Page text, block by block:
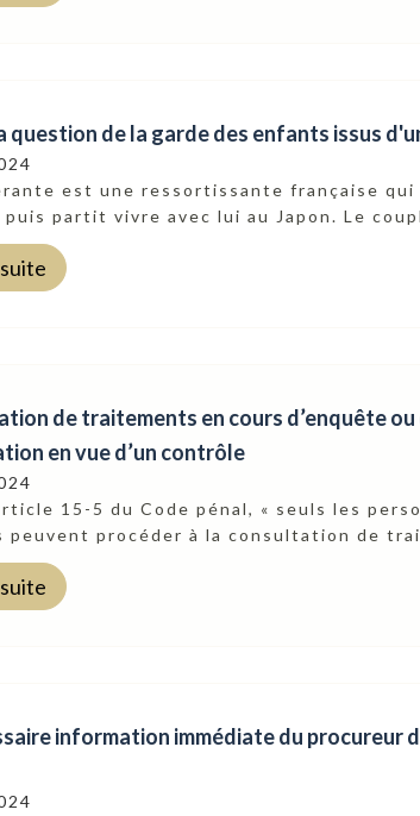
question de la garde des enfants issus
est une ressortissante française qui
puis partit vivre avec lui au Japon. Le
de traitements en cours d’enquête
en vue d’un contrôle
15-5 du Code pénal, « seuls les
peuvent procéder à la consultation de
information immédiate du procureur